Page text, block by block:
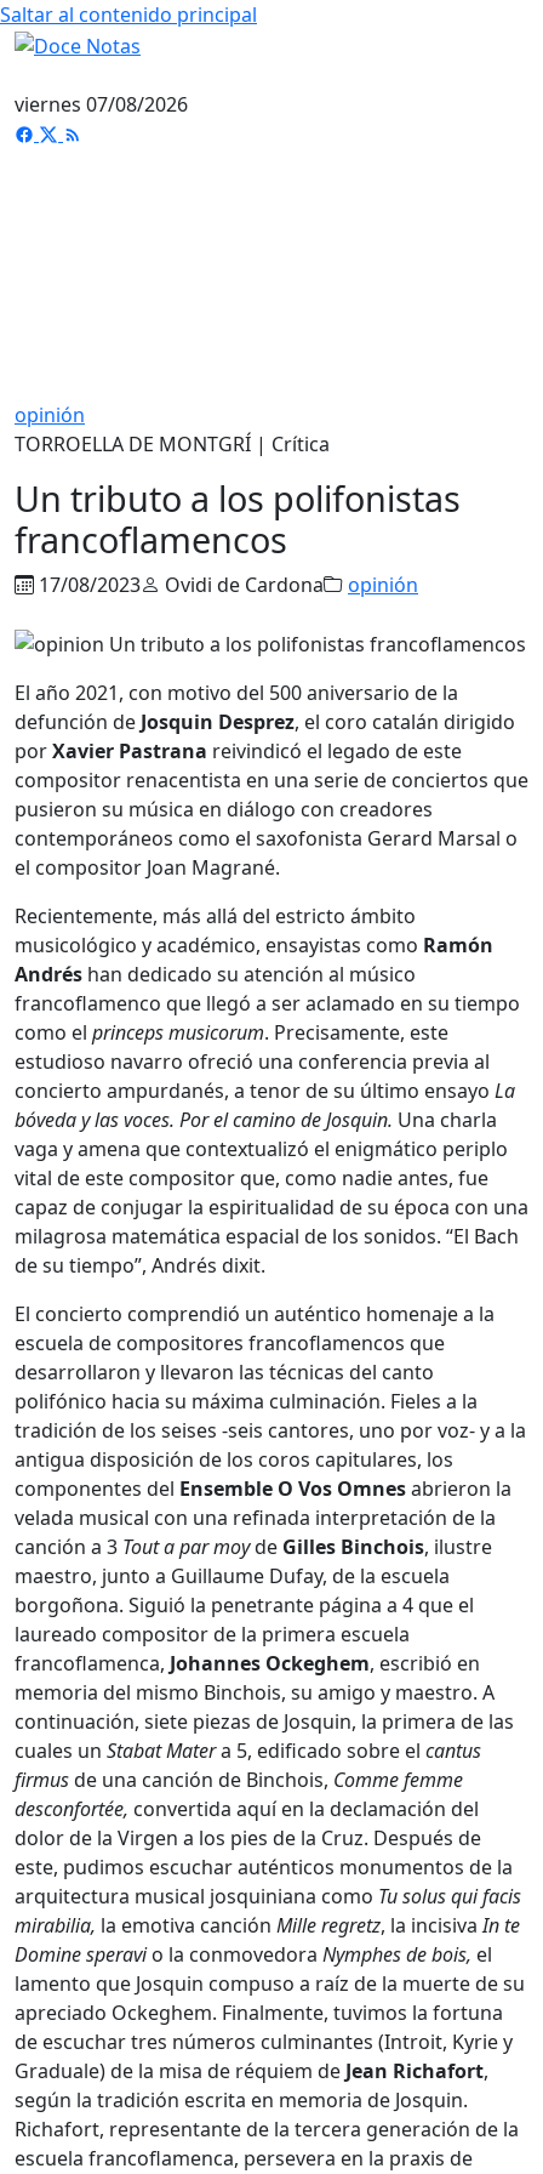
Saltar al contenido principal
viernes 07/08/2026
opinión
TORROELLA DE MONTGRÍ | Crítica
Un tributo a los polifonistas
francoflamencos
17/08/2023 Ovidi de Cardona opinión
El año 2021, con motivo del 500 aniversario de la
defunción deJosquin Desprez, el coro catalán dirigido
porXavier Pastrana reivindicó el legado de este
compositor renacentista en una serie de conciertos que
pusieron su música en diálogo con creadores
contemporáneos como el saxofonista Gerard Marsal o
el compositor Joan Magrané.
Recientemente, más allá del estricto ámbito
musicológico y académico, ensayistas como Ramón
Andrés han dedicado su atención al músico
francoflamenco que llegó a ser aclamado en su tiempo
como el princeps musicorum. Precisamente, este
estudioso navarro ofreció una conferencia previa al
concierto ampurdanés, a tenor de su último ensayo La
bóveda y las voces. Por el camino de Josquin. Una charla
vaga y amena que contextualizó el enigmático periplo
vital de este compositor que, como nadie antes, fue
capaz de conjugar la espiritualidad de su época con una
milagrosa matemática espacial de los sonidos. “El Bach
de su tiempo”, Andrés dixit.
El concierto comprendió un auténtico homenaje a la
escuela de compositores francoflamencos que
desarrollaron y llevaron las técnicas del canto
polifónico hacia su máxima culminación. Fieles a la
tradición de los seises -seis cantores, uno por voz- y a la
antigua disposición de los coros capitulares, los
componentes del Ensemble O Vos Omnesabrieron la
velada musical con una refinada interpretación de la
canción a 3 Tout a par moyde Gilles Binchois, ilustre
maestro, junto a Guillaume Dufay, de la escuela
borgoñona. Siguió la penetrante página a 4 que el
laureado compositor de la primera escuela
francoflamenca, Johannes Ockeghem, escribió en
memoria del mismo Binchois, su amigo y maestro. A
continuación, siete piezas de Josquin, la primera de las
cuales un Stabat Matera 5, edificado sobre el cantus
firmusde una canción de Binchois, Comme femme
desconfortée, convertida aquí en la declamación del
dolor de la Virgen a los pies de la Cruz. Después de
este, pudimos escuchar auténticos monumentos de la
arquitectura musical josquiniana como Tu solus qui facis
mirabilia, la emotiva canción Mille regretz, la incisivaIn te
Domine speravio la conmovedora Nymphes de bois, el
lamento que Josquin compuso a raíz de la muerte de su
apreciado Ockeghem. Finalmente, tuvimos la fortuna
de escuchar tres números culminantes (Introit, Kyrie y
Graduale) de la misa de réquiem deJean Richafort,
según la tradición escrita en memoria de Josquin.
Richafort, representante de la tercera generación de la
escuela francoflamenca, persevera en la praxis de